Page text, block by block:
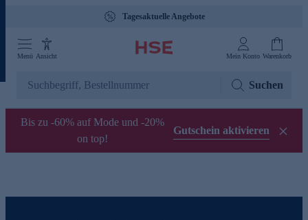
Tagesaktuelle Angebote
Menü Ansicht Mein Konto Warenkorb
Suchen
Bis zu -60% auf Mode und -20%
on top!
Gutschein aktivieren